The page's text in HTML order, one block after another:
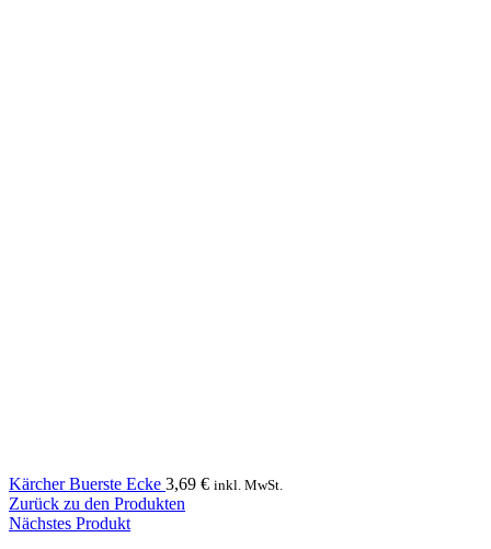
Kärcher Buerste Ecke 3,69 € inkl. MwSt.
Zurück zu den Produkten
Nächstes Produkt